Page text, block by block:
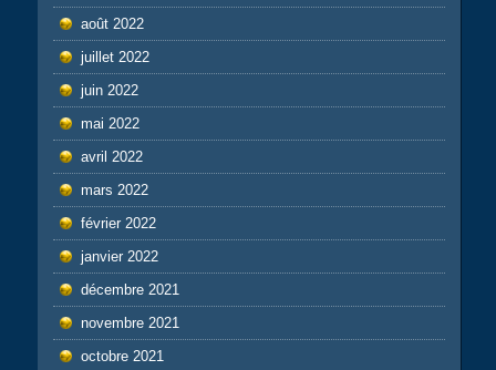
août 2022
juillet 2022
juin 2022
mai 2022
avril 2022
mars 2022
février 2022
janvier 2022
décembre 2021
novembre 2021
octobre 2021